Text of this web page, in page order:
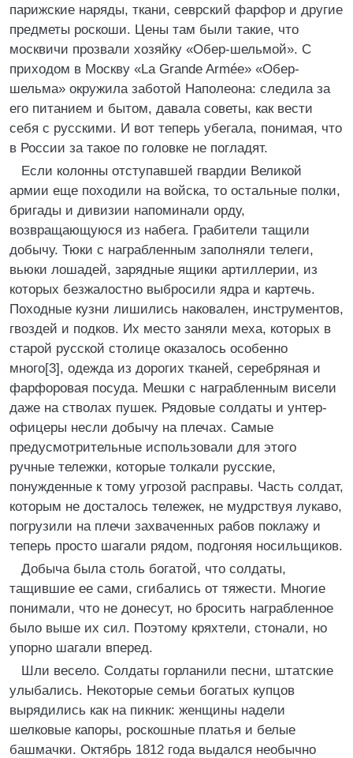
парижские наряды, ткани, севрский фарфор и другие
предметы роскоши. Цены там были такие, что
москвичи прозвали хозяйку «Обер-шельмой». С
приходом в Москву «La Grande Armée» «Обер-
шельма» окружила заботой Наполеона: следила за
его питанием и бытом, давала советы, как вести
себя с русскими. И вот теперь убегала, понимая, что
в России за такое по головке не погладят.
Если колонны отступавшей гвардии Великой
армии еще походили на войска, то остальные полки,
бригады и дивизии напоминали орду,
возвращающуюся из набега. Грабители тащили
добычу. Тюки с награбленным заполняли телеги,
вьюки лошадей, зарядные ящики артиллерии, из
которых безжалостно выбросили ядра и картечь.
Походные кузни лишились наковален, инструментов,
гвоздей и подков. Их место заняли меха, которых в
старой русской столице оказалось особенно
много[3], одежда из дорогих тканей, серебряная и
фарфоровая посуда. Мешки с награбленным висели
даже на стволах пушек. Рядовые солдаты и унтер-
офицеры несли добычу на плечах. Самые
предусмотрительные использовали для этого
ручные тележки, которые толкали русские,
понужденные к тому угрозой расправы. Часть солдат,
которым не досталось тележек, не мудрствуя лукаво,
погрузили на плечи захваченных рабов поклажу и
теперь просто шагали рядом, подгоняя носильщиков.
Добыча была столь богатой, что солдаты,
тащившие ее сами, сгибались от тяжести. Многие
понимали, что не донесут, но бросить награбленное
было выше их сил. Поэтому кряхтели, стонали, но
упорно шагали вперед.
Шли весело. Солдаты горланили песни, штатские
улыбались. Некоторые семьи богатых купцов
вырядились как на пикник: женщины надели
шелковые капоры, роскошные платья и белые
башмачки. Октябрь 1812 года выдался необычно